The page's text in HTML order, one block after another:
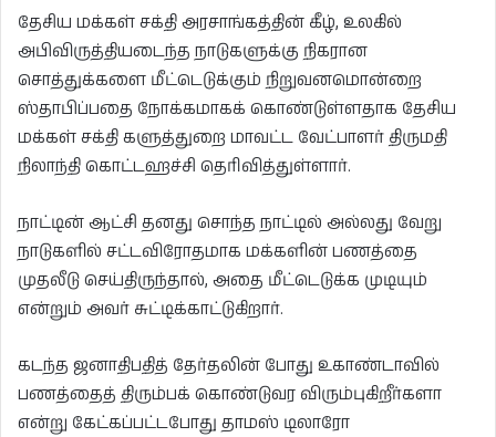
தேசிய மக்கள் சக்தி அரசாங்கத்தின் கீழ், உலகில்
அபிவிருத்தியடைந்த நாடுகளுக்கு நிகரான
சொத்துக்களை மீட்டெடுக்கும் நிறுவனமொன்றை
ஸ்தாபிப்பதை நோக்கமாகக் கொண்டுள்ளதாக தேசிய
மக்கள் சக்தி களுத்துறை மாவட்ட வேட்பாளர் திருமதி
நிலாந்தி கொட்டஹச்சி தெரிவித்துள்ளார்.
நாட்டின் ஆட்சி தனது சொந்த நாட்டில் அல்லது வேறு
நாடுகளில் சட்டவிரோதமாக மக்களின் பணத்தை
முதலீடு செய்திருந்தால், அதை மீட்டெடுக்க முடியும்
என்றும் அவர் சுட்டிக்காட்டுகிறார்.
கடந்த ஜனாதிபதித் தேர்தலின் போது உகாண்டாவில்
பணத்தைத் திரும்பக் கொண்டுவர விரும்புகிறீர்களா
என்று கேட்கப்பட்டபோது தாமஸ் டிலாரோ